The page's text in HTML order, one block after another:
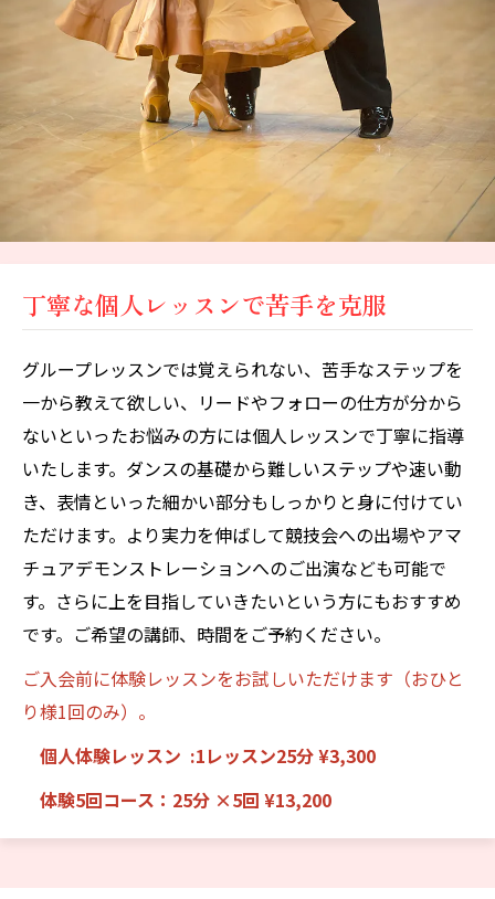
丁寧な個人レッスンで苦手を克服
グループレッスンでは覚えられない、苦手なステップを
一から教えて欲しい、リードやフォローの仕方が分から
ないといったお悩みの方には個人レッスンで丁寧に指導
いたします。ダンスの基礎から難しいステップや速い動
き、表情といった細かい部分もしっかりと身に付けてい
ただけます。より実力を伸ばして競技会への出場やアマ
チュアデモンストレーションへのご出演なども可能で
す。さらに上を目指していきたいという方にもおすすめ
です。ご希望の講師、時間をご予約ください。
ご入会前に体験レッスンをお試しいただけます（おひと
り様1回のみ）。
個人体験レッスン :1レッスン25分 ¥3,300
体験5回コース：25分 ×5回 ¥13,200